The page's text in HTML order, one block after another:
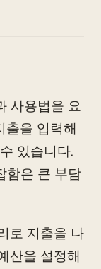
사용법을 요
출을 입력해
있습니다.
함은 큰 부담
로 지출을 나
산을 설정해